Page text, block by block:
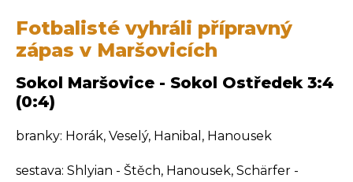
Fotbalisté vyhráli přípravný
zápas v Maršovicích
Sokol Maršovice - Sokol Ostředek 3:4
(0:4)
branky: Horák, Veselý, Hanibal, Hanousek
sestava: Shlyian - Štěch, Hanousek, Schärfer -